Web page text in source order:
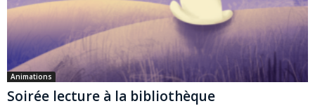
Animations
Soirée lecture à la bibliothèque